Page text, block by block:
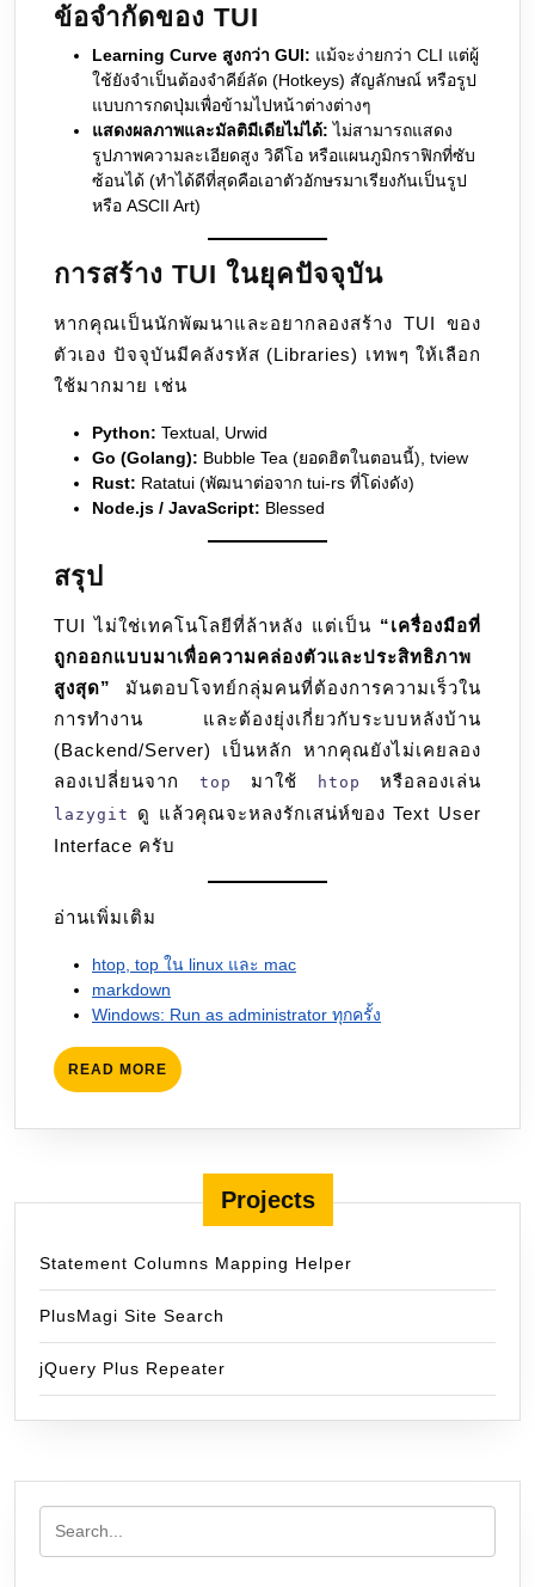
ข้อจำกัดของ TUI
Learning Curve สูงกว่า GUI: แม้จะง่ายกว่า CLI แต่ผู้
ใช้ยังจำเป็นต้องจำคีย์ลัด (Hotkeys) สัญลักษณ์ หรือรูป
แบบการกดปุ่มเพื่อข้ามไปหน้าต่างต่างๆ
แสดงผลภาพและมัลติมีเดียไม่ได้: ไม่สามารถแสดง
รูปภาพความละเอียดสูง วิดีโอ หรือแผนภูมิกราฟิกที่ซับ
ซ้อนได้ (ทำได้ดีที่สุดคือเอาตัวอักษรมาเรียงกันเป็นรูป
หรือ ASCII Art)
การสร้าง TUI ในยุคปัจจุบัน
หากคุณเป็นนักพัฒนาและอยากลองสร้าง TUI ของ
ตัวเอง ปัจจุบันมีคลังรหัส (Libraries) เทพๆ ให้เลือก
ใช้มากมาย เช่น
Python: Textual, Urwid
Go (Golang): Bubble Tea (ยอดฮิตในตอนนี้), tview
Rust: Ratatui (พัฒนาต่อจาก tui-rs ที่โด่งดัง)
Node.js / JavaScript: Blessed
สรุป
TUI ไม่ใช่เทคโนโลยีที่ล้าหลัง แต่เป็น “เครื่องมือที่
ถูกออกแบบมาเพื่อความคล่องตัวและประสิทธิภาพ
สูงสุด”
มันตอบโจทย์กลุ่มคนที่ต้องการความเร็วใน
การทำงาน และต้องยุ่งเกี่ยวกับระบบหลังบ้าน
(Backend/Server) เป็นหลัก หากคุณยังไม่เคยลอง
ลองเปลี่ยนจาก top มาใช้ htop หรือลองเล่น
lazygit
ดู แล้วคุณจะหลงรักเสน่ห์ของ Text User
Interface ครับ
อ่านเพิ่มเติม
htop, top ใน linux และ mac
markdown
Windows: Run as administrator ทุกครั้ง
READ MORE READ
MORE
Projects
Statement Columns Mapping Helper
PlusMagi Site Search
jQuery Plus Repeater